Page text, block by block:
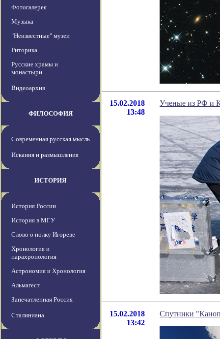
Фотогалерея
Музыка
"Неизвестные" музеи
Риторика
Русские храмы и
монастыри
Видеоархив
ФИЛОСОФИЯ
Современная русская мысль
Искания и размышления
ИСТОРИЯ
История России
История в МГУ
Слово о полку Игореве
Хронология и
парахронология
Астрономия и Хронология
Альмагест
Запечатленная Россия
Сталиниана
15.02.2018
13:48
Ученые из РФ и
15.02.2018
13:42
Cпутники